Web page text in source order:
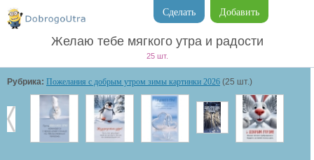
Добавить
Сделать
Желаю тебе мягкого утра и радости
25 шт.
Рубрика: Пожелания с добрым утром зимы картинки 2026 (25 шт.)